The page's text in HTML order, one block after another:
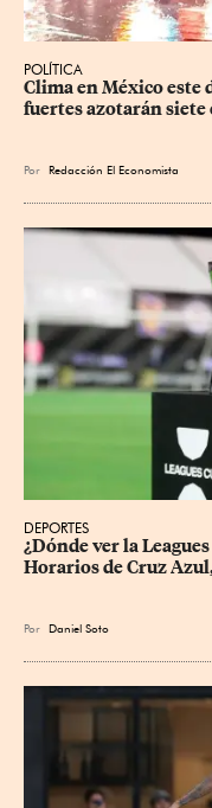
POLÍTICA
Clima en México este
fuertes azotarán siete
Por Redacción El Economista
DEPORTES
¿Dónde ver la
Horarios de Cruz
Por Daniel Soto